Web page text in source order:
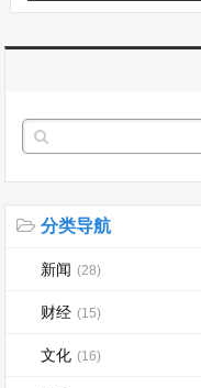
分类导航
新闻 (28)
财经 (15)
文化 (16)